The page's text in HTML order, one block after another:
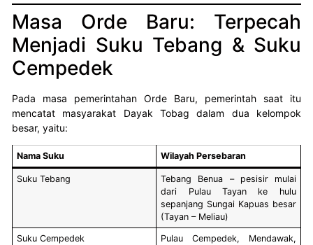
Masa Orde Baru: Terpecah
Menjadi Suku Tebang & Suku
Cempedek
Pada masa pemerintahan Orde Baru, pemerintah saat itu
mencatat masyarakat Dayak Tobag dalam dua kelompok
besar, yaitu:
Nama Suku Wilayah Persebaran
Suku Tebang
Tebang Benua – pesisir mulai
dari Pulau Tayan ke hulu
sepanjang Sungai Kapuas besar
(Tayan – Meliau)
Suku Cempedek
Pulau Cempedek, Mendawak,